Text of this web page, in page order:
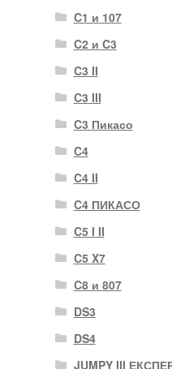
C1 и 107
C2 и C3
C3 II
C3 III
C3 Пикасо
C4
C4 II
C4 ПИКАСО
C5 I II
C5 X7
C8 и 807
DS3
DS4
JUMPY III